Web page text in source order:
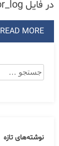
در فایل error_log ثبت کنند. این خطاها در زمان…
READ MORE
جستجو
برای:
نوشته‌های تازه